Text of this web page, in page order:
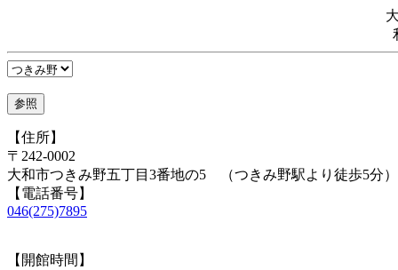
【住所】
〒242-0002
大和市つきみ野五丁目3番地の5 （つきみ野駅より徒歩5分）
【電話番号】
046(275)7895
【開館時間】